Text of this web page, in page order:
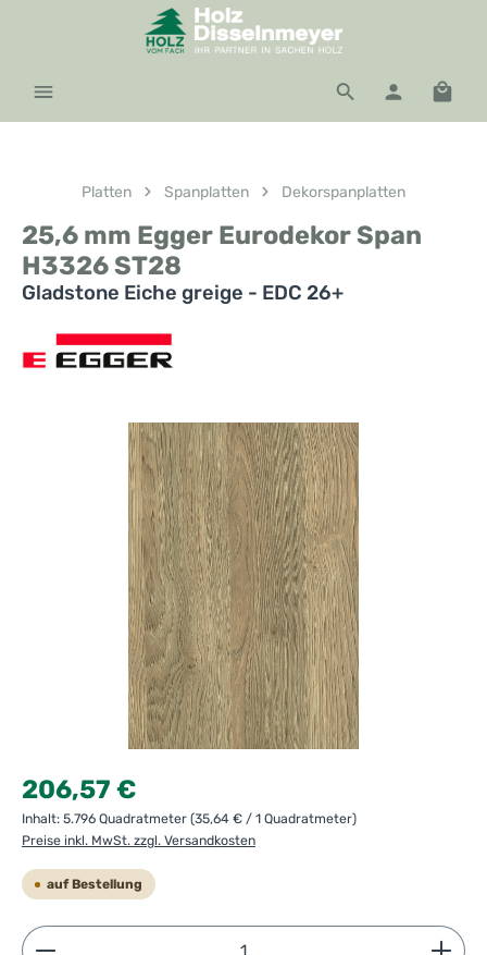
Zum Hauptinhalt springen
Platten Spanplatten Dekorspanplatten
25,6 mm Egger Eurodekor Span
H3326 ST28
Gladstone Eiche greige - EDC 26+
Bildergalerie überspringen
Regulärer Preis:
206,57 €
Inhalt: 5.796 Quadratmeter (35,64 € / 1 Quadratmeter)
Preise inkl. MwSt. zzgl. Versandkosten
auf Bestellung
Produkt Anzahl: Gib den gewünschten Wert ein